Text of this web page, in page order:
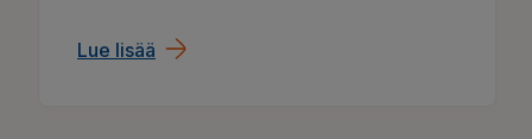
Lue lisää